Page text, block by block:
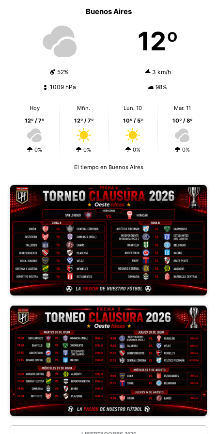
Buenos Aires
12º
52% 3 km/h
1009 hPa 98%
Hoy
12º / 7º
0%
Mñn.
12º / 7º
0%
Lun. 10
10º / 5º
0%
Mar. 11
10º / 8º
0%
El tiempo en Buenos Aires